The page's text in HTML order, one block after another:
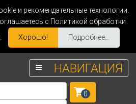
и рекомендательные технологии.
с Политикой обработки
Хорошо! Подробнее...
НАВИГАЦИЯ
0